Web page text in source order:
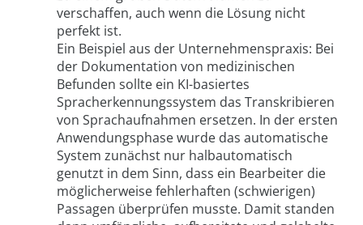
verschaffen, auch wenn die Lösung nicht
perfekt ist.
Ein Beispiel aus der Unternehmenspraxis: Bei
der Dokumentation von medizinischen
Befunden sollte ein KI-basiertes
Spracherkennungssystem das Transkribieren
von Sprachaufnahmen ersetzen. In der ersten
Anwendungsphase wurde das automatische
System zunächst nur halbautomatisch
genutzt in dem Sinn, dass ein Bearbeiter die
möglicherweise fehlerhaften (schwierigen)
Passagen überprüfen musste. Damit standen